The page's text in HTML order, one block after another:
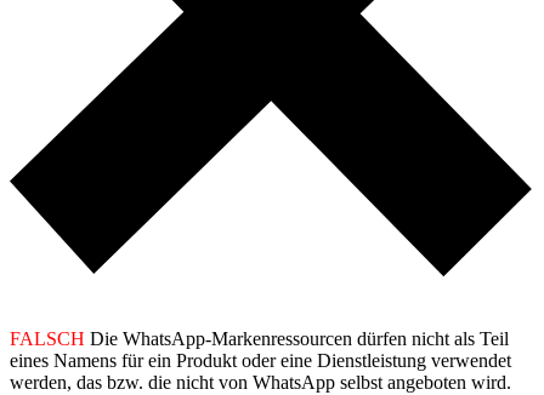
FALSCH Die WhatsApp-Markenressourcen dürfen nicht als Teil
eines Namens für ein Produkt oder eine Dienstleistung verwendet
werden, das bzw. die nicht von WhatsApp selbst angeboten wird.